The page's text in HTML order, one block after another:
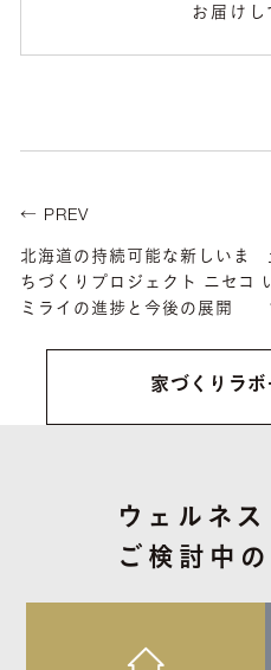
お届けし
← PREV
北海道の持続可能な新しいま
ちづくりプロジェクト ニセコ
ミライの進捗と今後の展開
家づくりラ
ウェルネ
ご検討中